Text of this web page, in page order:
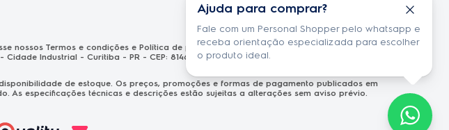
Ajuda para comprar?
Fale com um Personal Shopper pelo whatsapp e
receba orientação especializada para escolher
o produto ideal.
nossos Termos e condições e Política de privacidade
Industrial - Curitiba - PR - CEP: 81460-100 CNPJ: 13.986.197/0001-21
de estoque. Os preços, promoções e formas de pagamento publicados em
especificações técnicas e descrições estão sujeitas a alterações sem aviso prévio.